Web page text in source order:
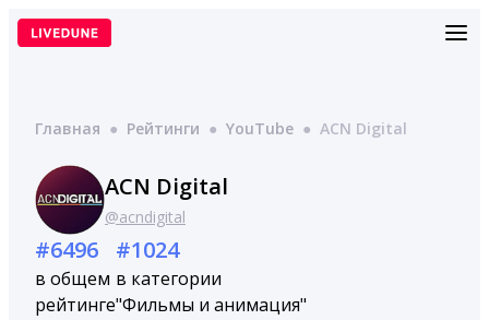
Перейти
Главная ● Рейтинги ● YouTube ● ACN Digital
ACN Digital
@acndigital
#6496
в общем
рейтинге
#1024
в категории
"Фильмы и анимация"